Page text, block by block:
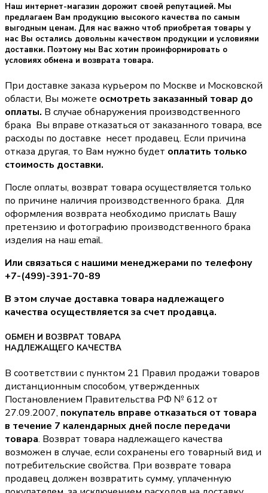
Наш интернет-магазин дорожит своей репутацией. Мы
предлагаем Вам продукцию высокого качества по самым
выгодным ценам. Для нас важно чтоб приобретая товары у
нас Вы остались довольны качеством продукции и условиями
доставки. Поэтому мы Вас хотим проинформировать о
условиях обмена и возврата товара.
При доставке заказа курьером по Москве и Московской
области, Вы можете осмотреть заказанный товар до
оплаты. В случае обнаружения производственного
брака Вы вправе отказаться от заказанного товара, все
расходы по доставке несет продавец. Если причина
отказа другая, то Вам нужно будет оплатить только
стоимость доставки.
После оплаты, возврат товара осуществляется только
по причине наличия производственного брака. Для
оформления возврата необходимо прислать Вашу
претензию и фотографию производственного брака
изделия на наш email.
Или связаться с нашими менеджерами по телефону
+7-(499)-391-70-89
В этом случае доставка товара надлежащего
качества осуществляется за счет продавца.
ОБМЕН И ВОЗВРАТ ТОВАРА
НАДЛЕЖАЩЕГО КАЧЕСТВА
В соответствии с пунктом 21 Правил продажи товаров
дистанционным способом, утвержденных
Постановлением Правительства РФ № 612 от
27.09.2007, покупатель вправе отказаться от товара
в течение 7 календарных дней после передачи
товара. Возврат товара надлежащего качества
возможен в случае, если сохранены его товарный вид и
потребительские свойства. При возврате товара
продавец должен возвратить сумму, уплаченную